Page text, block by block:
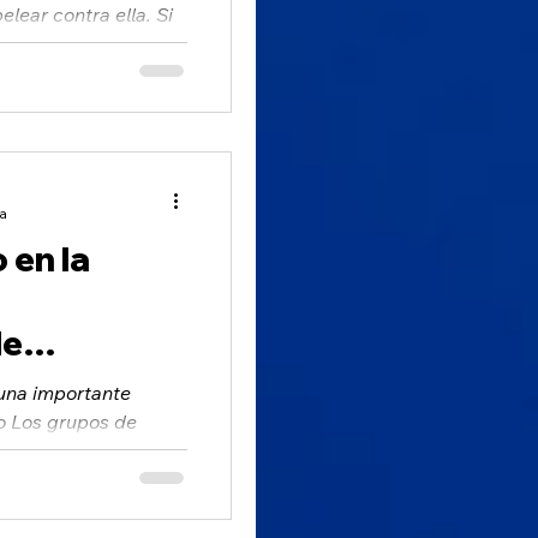
contra ella. Si
en la
importante
Los grupos de
de